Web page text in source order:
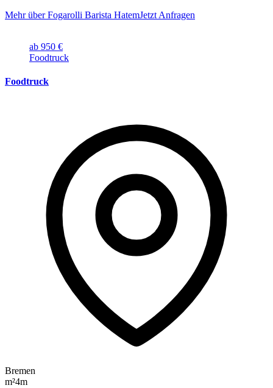
Mehr über Fogarolli Barista HatemJetzt Anfragen
ab 950 €
Foodtruck
Foodtruck
Bremen
m²4m